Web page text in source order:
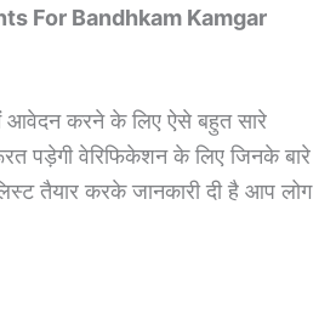
For Bandhkam Kamgar
आवेदन करने के लिए ऐसे बहुत सारे
पड़ेगी वेरिफिकेशन के लिए जिनके बारे
तैयार करके जानकारी दी है आप लोग